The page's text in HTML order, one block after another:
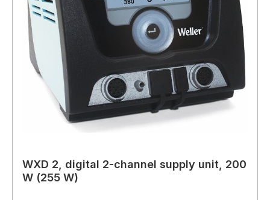
WXD 2, digital 2-channel supply unit, 200
W (255 W)